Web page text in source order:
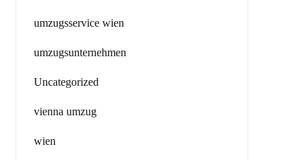
umzugsservice wien
umzugsunternehmen
Uncategorized
vienna umzug
wien